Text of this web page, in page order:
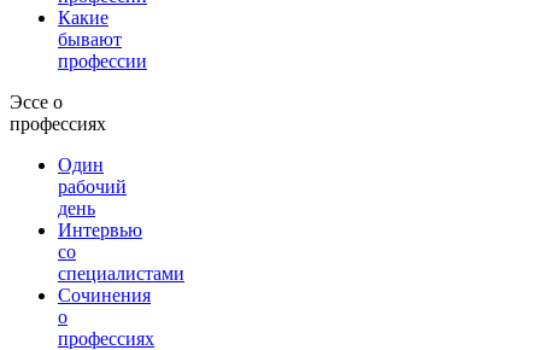
Какие
бывают
профессии
Эссе о
профессиях
Один
рабочий
день
Интервью
со
специалистами
Сочинения
о
профессиях